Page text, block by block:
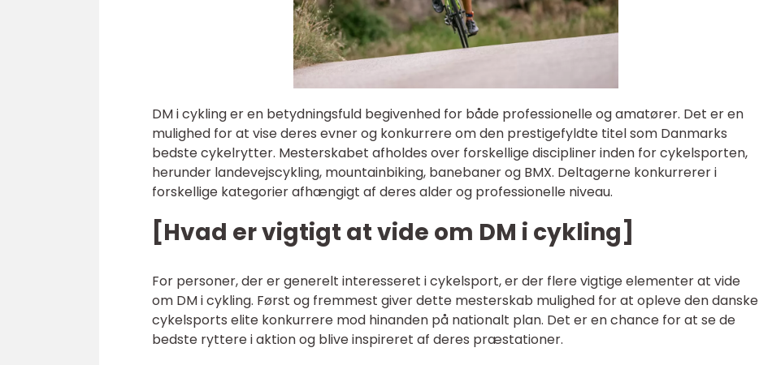
DM i cykling er en betydningsfuld begivenhed for både professionelle og amatører. Det er en
mulighed for at vise deres evner og konkurrere om den prestigefyldte titel som Danmarks
bedste cykelrytter. Mesterskabet afholdes over forskellige discipliner inden for cykelsporten,
herunder landevejscykling, mountainbiking, banebaner og BMX. Deltagerne konkurrerer i
forskellige kategorier afhængigt af deres alder og professionelle niveau.
[Hvad er vigtigt at vide om DM i cykling]
For personer, der er generelt interesseret i cykelsport, er der flere vigtige elementer at vide
om DM i cykling. Først og fremmest giver dette mesterskab mulighed for at opleve den danske
cykelsports elite konkurrere mod hinanden på nationalt plan. Det er en chance for at se de
bedste ryttere i aktion og blive inspireret af deres præstationer.